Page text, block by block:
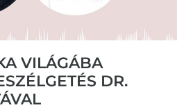
VILÁGÁBA
DR.